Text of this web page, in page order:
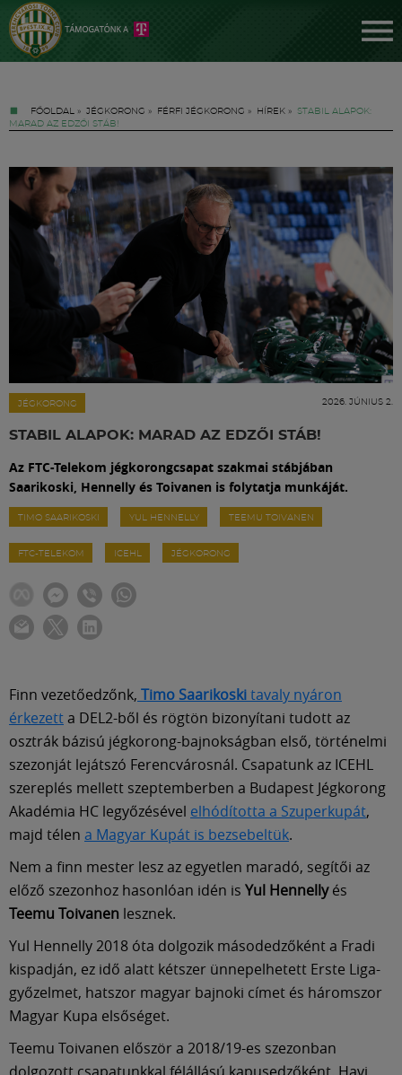
FŐOLDAL » JÉGKORONG » FÉRFI JÉGKORONG » HÍREK »
STABIL ALAPOK:
MARAD AZ EDZŐI STÁB!
JÉGKORONG 2026. JÚNIUS 2.
STABIL ALAPOK: MARAD AZ EDZŐI STÁB!
Az FTC-Telekom jégkorongcsapat szakmai stábjában
Saarikoski, Hennelly és Toivanen is folytatja munkáját.
TIMO SAARIKOSKI YUL HENNELLY TEEMU TOIVANEN
FTC-TELEKOM ICEHL JÉGKORONG
Finn vezetőedzőnk, Timo Saarikoskitavaly nyáron
érkezetta DEL2-ből és rögtön bizonyítani tudott az
osztrák bázisú jégkorong-bajnokságban első, történelmi
szezonját lejátszó Ferencvárosnál. Csapatunk az ICEHL
szereplés mellett szeptemberben a Budapest Jégkorong
Akadémia HC legyőzésével elhódította a Szuperkupát,
majd télen a Magyar Kupát is bezsebeltük.
Nem a finn mester lesz az egyetlen maradó, segítői az
előző szezonhoz hasonlóan idén is Yul Hennellyés
Teemu Toivanen lesznek.
Yul Hennelly 2018 óta dolgozik másodedzőként a Fradi
kispadján, ez idő alatt kétszer ünnepelhetett Erste Liga-
győzelmet, hatszor magyar bajnoki címet és háromszor
Magyar Kupa elsőséget.
Teemu Toivanen először a 2018/19-es szezonban
Jegyek
FM YouTube +
Labdarúgás
Szakosztályok
Meccscenter
Klub
Szolgáltatások
Shop
Közösség
Múzeum
English